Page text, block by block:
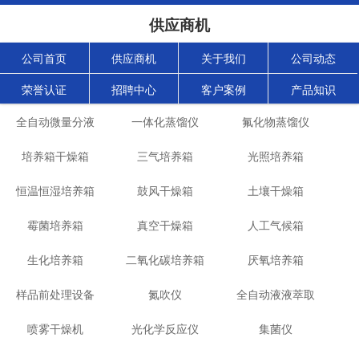
供应商机
公司首页 供应商机 关于我们 公司动态
荣誉认证 招聘中心 客户案例 产品知识
全自动微量分液
仪
一体化蒸馏仪 氟化物蒸馏仪
培养箱干燥箱 三气培养箱 光照培养箱
恒温恒湿培养箱 鼓风干燥箱 土壤干燥箱
霉菌培养箱 真空干燥箱 人工气候箱
生化培养箱 二氧化碳培养箱 厌氧培养箱
样品前处理设备 氮吹仪 全自动液液萃取
仪
喷雾干燥机 光化学反应仪 集菌仪